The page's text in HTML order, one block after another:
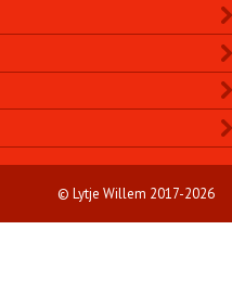
© Lytje Willem 2017-2026